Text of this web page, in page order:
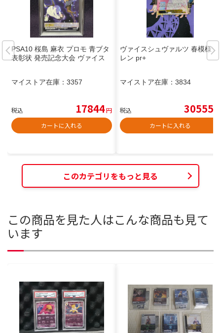
PSA10 桜島 麻衣 プロモ 青ブタ
表彰状 発売記念大会 ヴァイス
マイストア在庫： 3357
税込 17844円
カートに入れる
ヴァイスシュヴァルツ 春模様 カ
レン pr+
マイストア在庫： 3834
税込 30555
カートに入れる
このカテゴリをもっと見る
この商品を見た人はこんな商品も見て
います